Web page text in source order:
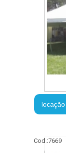
Cod.:7669